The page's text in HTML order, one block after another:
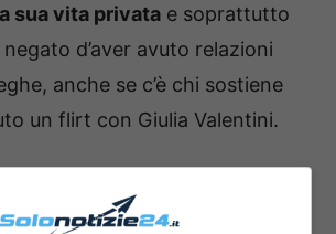
sua vita privata e soprattutto
d’aver avuto relazioni
anche se c’è chi sostiene
un flirt con Giulia Valentini.